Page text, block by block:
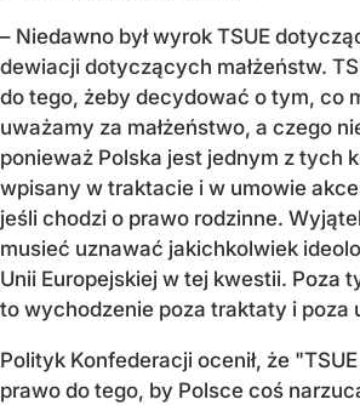
– Niedawno był wyrok TSUE
dewiacji dotyczących małżeństw.
do tego, żeby decydować o tym, co
uważamy za małżeństwo, a czego
ponieważ Polska jest jednym z tych
wpisany w traktacie i w umowie
jeśli chodzi o prawo rodzinne.
musieć uznawać jakichkolwiek
Unii Europejskiej w tej kwestii. Poza
to wychodzenie poza traktaty i poza
Polityk Konfederacji ocenił, że
prawo do tego, by Polsce coś